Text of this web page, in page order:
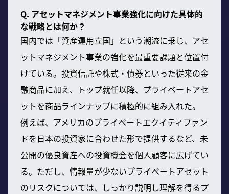
Q. アセットマネジメント事業強化に向けた具体的
な戦略とは何か？
国内では「資産運用立国」という潮流に乗じ、アセ
ットマネジメント事業の強化を最重要課題と位置付
けている。投資信託や株式・債券といった従来の金
融商品に加え、トップ就任以降、プライベートアセ
ットを商品ラインナップに積極的に組み入れた。
例えば、アメリカのプライベートエクイティファン
ドを日本の投資家に合わせた形で提供するなど、未
公開の優良資産への投資機会を個人顧客に広げてい
る。ただし、情報量が少ないプライベートアセット
のリスクについては、しっかり説明し理解を得るプ